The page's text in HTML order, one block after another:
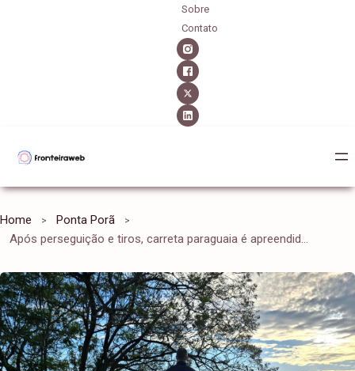
Sobre
Contato
Home
Ponta Porã
Após perseguição e tiros, carreta paraguaia é apreendida lotada de cigarro